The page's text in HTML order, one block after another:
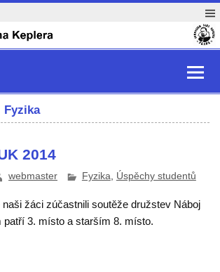
Fyzika
2014
webmaster Fyzika, Úspěchy studentů
naši žáci zúčastnili soutěže družstev Náboj
patří 3. místo a starším 8. místo.